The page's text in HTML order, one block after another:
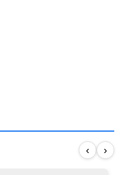
‹ ›